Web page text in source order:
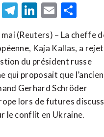
WhatsApp
Telegram
LinkedIn
Email
mai (Reuters) – La cheffe
Kaja Kallas, a
du président russe
qui proposait que l’ancien
Gerhard Schröder
​lors ⁠de futures
le ‌conflit en ‌Ukraine.